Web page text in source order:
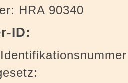
HRA 90340
ID: